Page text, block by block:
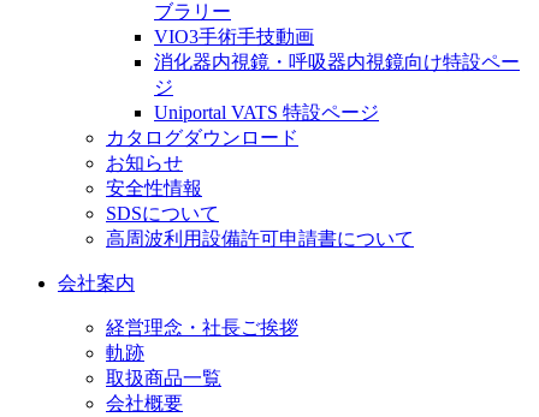
ブラリー
VIO3手術手技動画
消化器内視鏡・呼吸器内視鏡向け特設ペー
ジ
Uniportal VATS 特設ページ
カタログダウンロード
お知らせ
安全性情報
SDSについて
高周波利用設備許可申請書について
会社案内
経営理念・社長ご挨拶
軌跡
取扱商品一覧
会社概要